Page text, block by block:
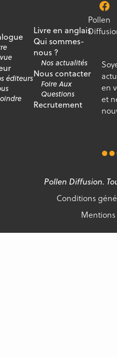
éditeurs
Livre en anglais
Qui sommes-
nous ?
Nos actualités
Nous contacter
Foire Aux
Questions
Recrutement
Pollen
en
et
Pollen Diffusion.
Conditions